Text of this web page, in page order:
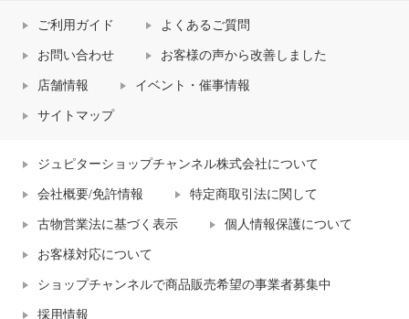
ご利用ガイド よくあるご質問
お問い合わせ お客様の声から改善しました
店舗情報 イベント・催事情報
サイトマップ
ジュピターショップチャンネル株式会社について
会社概要/免許情報 特定商取引法に関して
古物営業法に基づく表示 個人情報保護について
お客様対応について
ショップチャンネルで商品販売希望の事業者募集中
採用情報